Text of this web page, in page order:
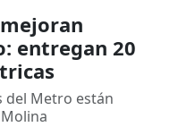
entregan 20
del Metro están